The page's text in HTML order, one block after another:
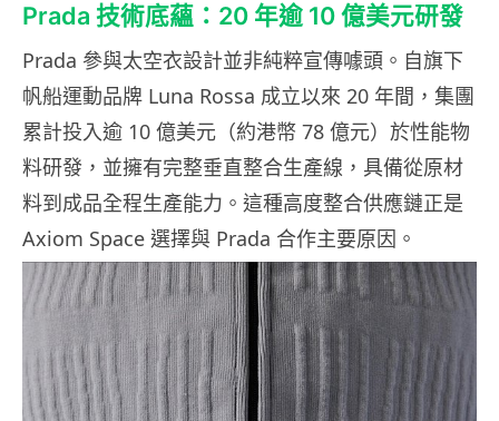
Prada 技術底蘊：20 年逾 10 億美元研發
Prada 參與太空衣設計並非純粹宣傳噱頭。自旗下
帆船運動品牌 Luna Rossa 成立以來 20 年間，集團
累計投入逾 10 億美元（約港幣 78 億元）於性能物
料研發，並擁有完整垂直整合生產線，具備從原材
料到成品全程生產能力。這種高度整合供應鏈正是
Axiom Space 選擇與 Prada 合作主要原因。